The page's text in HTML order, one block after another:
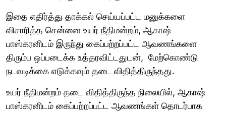
இதை எதிர்த்து தாக்கல் செய்யப்பட்ட மனுக்களை
விசாரித்த சென்னை உயர் நீதிமன்றம், ஆகாஷ்
பாஸ்கரனிடம் இருந்து கைப்பற்றப்பட்ட ஆவணங்களை
திரும்ப ஒப்படைக்க உத்தரவிட்டதுடன், மேற்கொண்டு
நடவடிக்கை எடுக்கவும் தடை விதித்திருந்தது.
உயர் நீதிமன்றம் தடை விதித்திருந்த நிலையில், ஆகாஷ்
பாஸ்கரனிடம் கைப்பற்றப்பட்ட ஆவணங்கள் தொடர்பாக